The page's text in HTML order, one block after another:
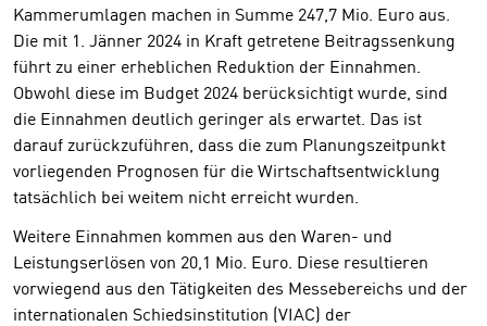
Kammerumlagen machen in Summe 247,7 Mio. Euro aus.
Die mit 1. Jänner 2024 in Kraft getretene Beitragssenkung
führt zu einer erheblichen Reduktion der Einnahmen.
Obwohl diese im Budget 2024 berücksichtigt wurde, sind
die Einnahmen deutlich geringer als erwartet. Das ist
darauf zurückzuführen, dass die zum Planungszeitpunkt
vorliegenden Prognosen für die Wirtschaftsentwicklung
tatsächlich bei weitem nicht erreicht wurden.
Weitere Einnahmen kommen aus den Waren- und
Leistungserlösen von 20,1 Mio. Euro. Diese resultieren
vorwiegend aus den Tätigkeiten des Messebereichs und der
internationalen Schiedsinstitution (VIAC) der